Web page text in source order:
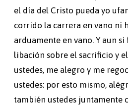
el día del Cristo pueda yo
corrido la carrera en vano ni
arduamente en vano. Y aun
libación sobre el sacrificio y
ustedes, me alegro y me
ustedes: por esto mismo,
también ustedes juntamente